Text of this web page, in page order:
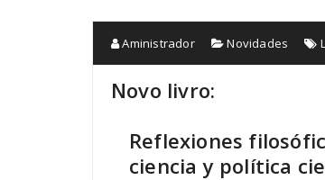
Aministrador Novidades
Novo livro:
Reflexiones
ciencia y política